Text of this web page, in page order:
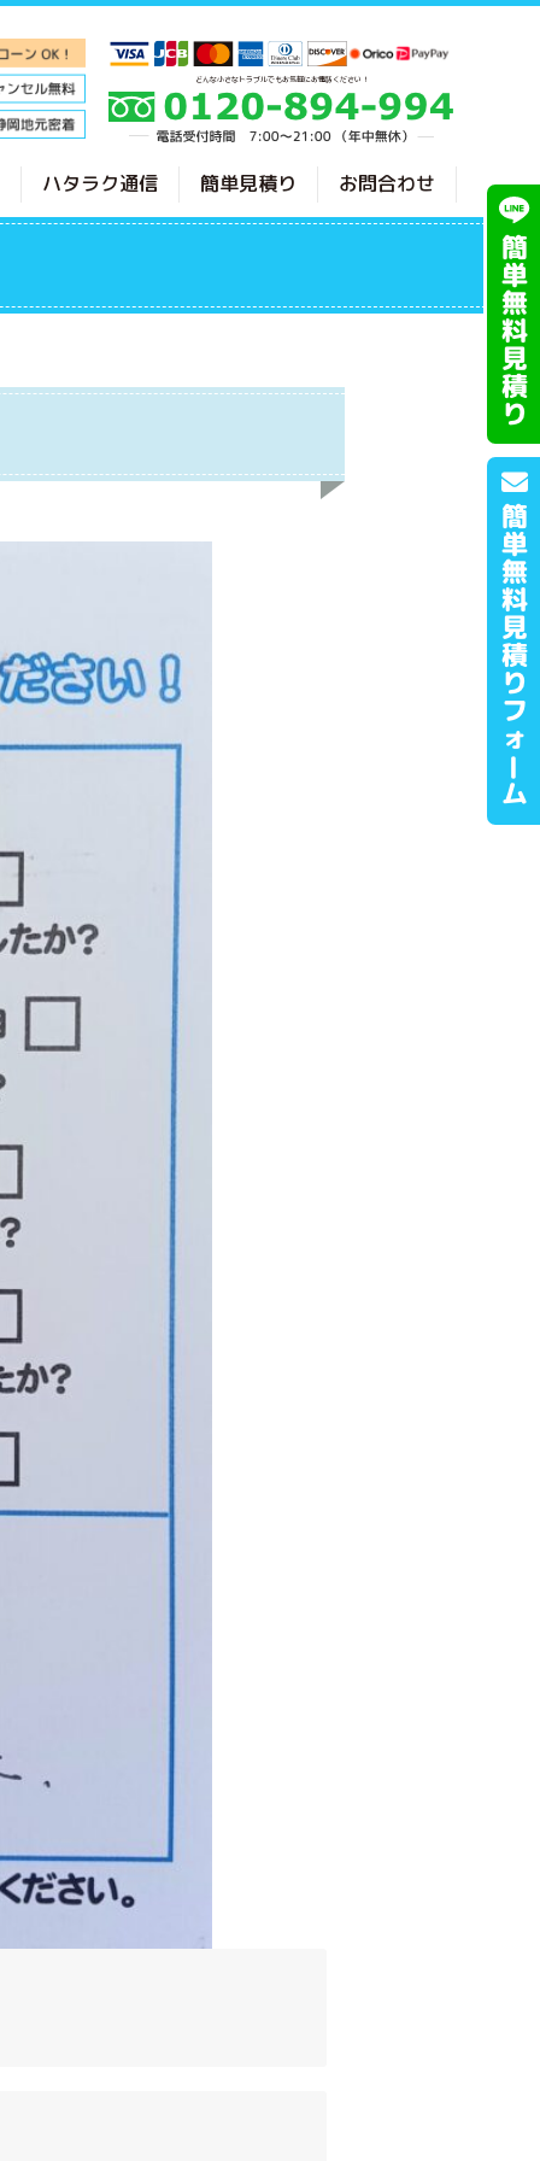
どんな小さなトラブルでもお気軽にお電話ください！
ハタラク通信 簡単見積り お問合わせ